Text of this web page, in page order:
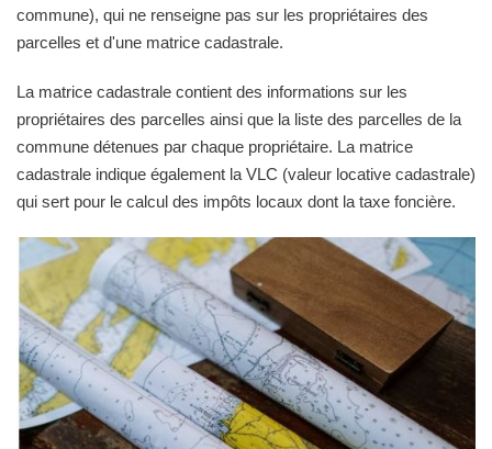
commune), qui ne renseigne pas sur les propriétaires des
parcelles et d'une matrice cadastrale.
La matrice cadastrale contient des informations sur les
propriétaires des parcelles ainsi que la liste des parcelles de la
commune détenues par chaque propriétaire. La matrice
cadastrale indique également la VLC (valeur locative cadastrale)
qui sert pour le calcul des impôts locaux dont la taxe foncière.